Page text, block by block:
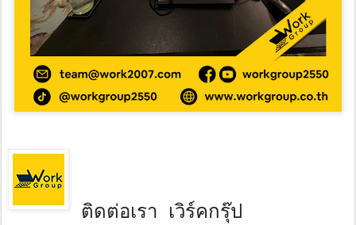
ติดต่อเรา เวิร์คกรุ๊ป